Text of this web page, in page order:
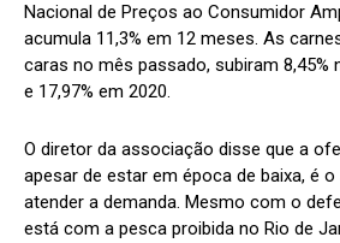
Nacional de Preços ao Consumidor
acumula 11,3% em 12 meses. As
caras no mês passado, subiram 8,45%
e 17,97% em 2020.
O diretor da associação disse que a
apesar de estar em época de baixa, é
atender a demanda. Mesmo com o
está com a pesca proibida no Rio de